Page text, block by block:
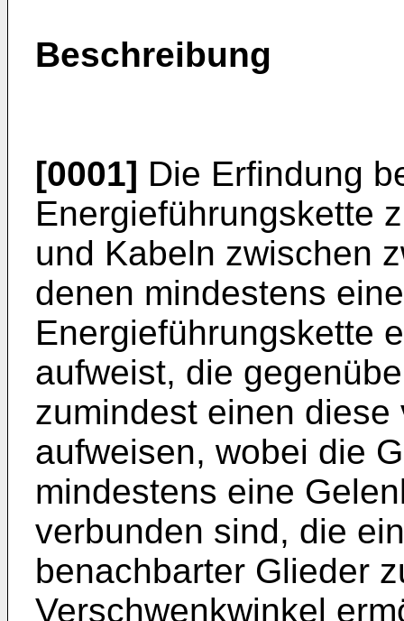
Beschreibung
[0001] Die Erfindung
Energieführungskette
und Kabeln zwischen
denen mindestens
Energieführungskette
aufweist, die
zumindest einen
aufweisen, wobei die
mindestens eine
verbunden sind, die
benachbarter Glieder
Verschwenkwinkel